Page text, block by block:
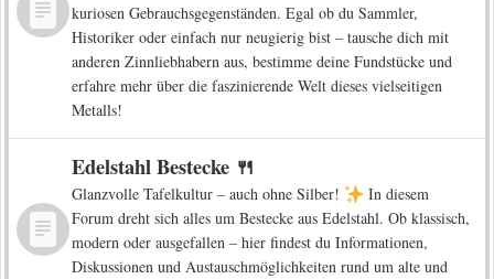
kuriosen Gebrauchsgegenständen. Egal ob du Sammler,
Historiker oder einfach nur neugierig bist – tausche dich mit
anderen Zinnliebhabern aus, bestimme deine Fundstücke und
erfahre mehr über die faszinierende Welt dieses vielseitigen
Metalls!
Edelstahl Bestecke 🍴
Glanzvolle Tafelkultur – auch ohne Silber!
In diesem
Forum dreht sich alles um Bestecke aus Edelstahl. Ob klassisch,
modern oder ausgefallen – hier findest du Informationen,
Diskussionen und Austauschmöglichkeiten rund um alte und